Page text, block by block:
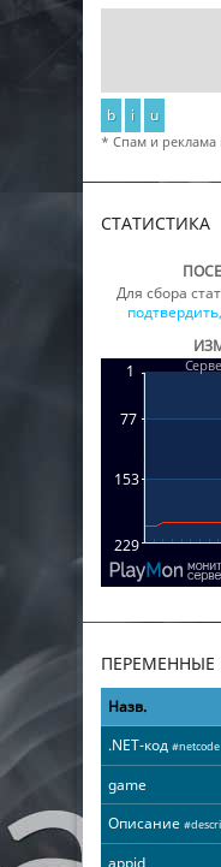
b i u
* Спам и реклама
СТАТИСТИКА
Для сбора
ПЕРЕМЕННЫЕ
Назв.
.NET-код #netcode
game
Описание